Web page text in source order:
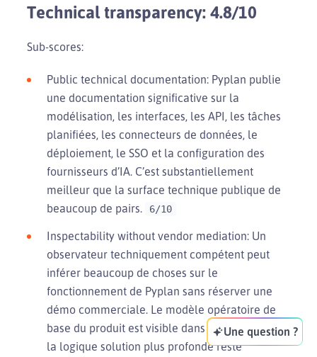
Technical transparency: 4.8/10
Sub-scores:
Public technical documentation: Pyplan publie
une documentation significative sur la
modélisation, les interfaces, les API, les tâches
planifiées, les connecteurs de données, le
déploiement, le SSO et la configuration des
fournisseurs d’IA. C’est substantiellement
meilleur que la surface technique publique de
beaucoup de pairs.
6/10
Inspectability without vendor mediation: Un
observateur techniquement compétent peut
inférer beaucoup de choses sur le
fonctionnement de Pyplan sans réserver une
démo commerciale. Le modèle opératoire de
base du produit est visible dans la doc, même si
la logique solution plus profonde reste
Une question ?